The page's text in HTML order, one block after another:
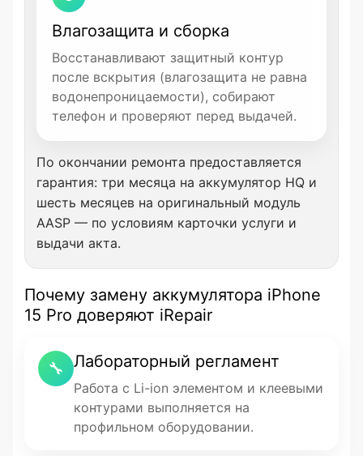
Влагозащита и сборка
Восстанавливают защитный контур
после вскрытия (влагозащита не равна
водонепроницаемости), собирают
телефон и проверяют перед выдачей.
По окончании ремонта предоставляется
гарантия: три месяца на аккумулятор HQ и
шесть месяцев на оригинальный модуль
AASP — по условиям карточки услуги и
выдачи акта.
Почему замену аккумулятора iPhone
15 Pro доверяют iRepair
🔧 Лабораторный регламент
Работа с Li-ion элементом и клеевыми
контурами выполняется на
профильном оборудовании.